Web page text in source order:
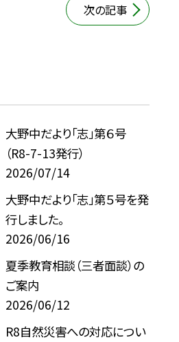
次の記事
大野中だより「志」第６号
（R8-7-13発行）
2026/07/14
大野中だより「志」第５号を発
行しました。
2026/06/16
夏季教育相談（三者面談）の
ご案内
2026/06/12
R8自然災害への対応につい